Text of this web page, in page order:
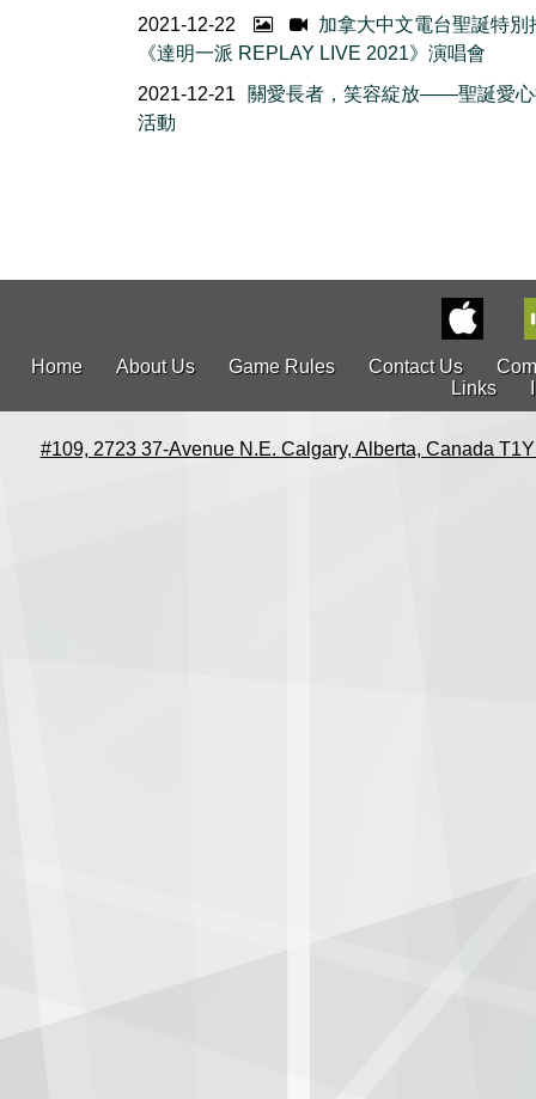
2021-12-22
加拿大中文電台聖誕特別
《達明一派 REPLAY LIVE 2021》演唱會
2021-12-21
關愛長者，笑容綻放——聖誕愛
活動
Home About Us Game Rules Contact Us
Links
#109, 2723 37-Avenue N.E. Calgary, Alberta, Canada